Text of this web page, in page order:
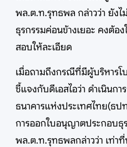
พล.ต.ท.รุทธพล กล่าวว่า ยังไ
ธุรกรรมค่อนข้างเยอะ คงต้อง
สอบให้ละเอียด
เมื่อถามถึงกรณีที่มีผู้บริหารโบ
ชี้แจงกับดีเอสไอว่า ดำเนินก
ธนาคารแห่งประเทศไทย(ธป
การออกใบอนุญาตประกอบธุ
พล.ต.ท.รุทธพลกล่าวว่า เท่า